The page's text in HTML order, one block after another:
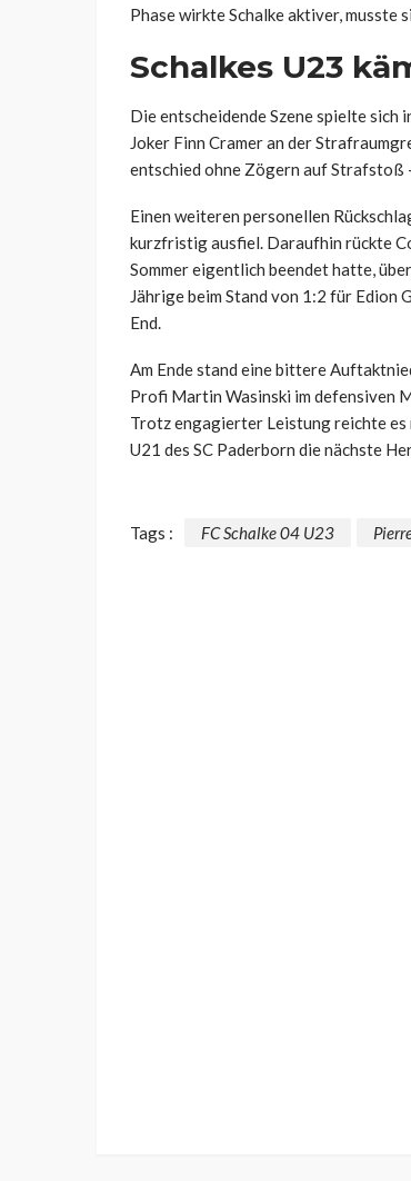
Phase wirkte Schalke aktiver, musste
Schalkes U23
Die entscheidende Szene spielte sich
Joker Finn Cramer an der
entschied ohne Zögern auf Strafstoß
Einen weiteren personellen
kurzfristig ausfiel. Daraufhin rückte
Sommer eigentlich beendet hatte,
Jährige beim Stand von 1:2 für Edion
End.
Am Ende stand eine bittere
Profi Martin Wasinski im defensiven
Trotz engagierter Leistung reichte es
U21 des SC Paderborn die nächste
Tags : FC Schalke 04 U23